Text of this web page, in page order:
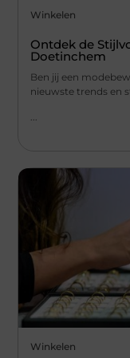
Winkelen
Ontdek de
Doetinchem
Ben jij een
nieuwste trends en
...
Winkelen